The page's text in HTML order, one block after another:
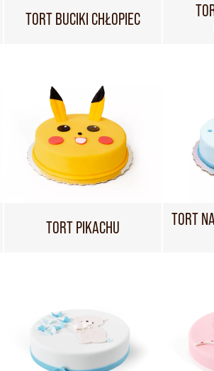
TORT BUCIKI CHŁOPIEC
TORT PIKACHU
TORT